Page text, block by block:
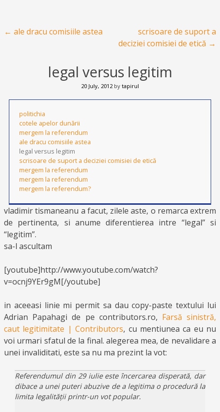
Post navigation
← ale dracu comisiile astea
scrisoare de suport a
deciziei comisiei de etică →
legal versus legitim
20 July, 2012by tapirul
politichia
cotele apelor dunării
mergem la referendum
ale dracu comisiile astea
legal versus legitim
scrisoare de suport a deciziei comisiei de etică
mergem la referendum
mergem la referendum
mergem la referendum?
vladimir tismaneanu a facut, zilele aste, o remarca extrem
de pertinenta, si anume diferentierea intre “legal” si
“legitim”.
sa-l ascultam
[youtube]http://www.youtube.com/watch?
v=ocnj9YEr9gM[/youtube]
in aceeasi linie mi permit sa dau copy-paste textului lui
Adrian Papahagi de pe contributors.ro, Farsă sinistră,
caut legitimitate | Contributors, cu mentiunea ca eu nu
voi urmari sfatul de la final. alegerea mea, de nevalidare a
unei invaliditati, este sa nu ma prezint la vot:
Referendumul din 29 iulie este încercarea disperată, dar
dibace a unei puteri abuzive de a legitima o procedură la
limita legalității printr-un vot popular.